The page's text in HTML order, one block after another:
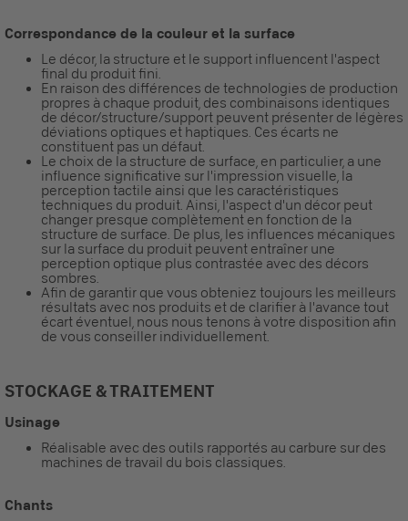
Correspondance de la couleur et la surface
Le décor, la structure et le support influencent l'aspect
final du produit fini.
En raison des différences de technologies de production
propres à chaque produit, des combinaisons identiques
de décor/structure/support peuvent présenter de légères
déviations optiques et haptiques. Ces écarts ne
constituent pas un défaut.
Le choix de la structure de surface, en particulier, a une
influence significative sur l'impression visuelle, la
perception tactile ainsi que les caractéristiques
techniques du produit. Ainsi, l'aspect d'un décor peut
changer presque complètement en fonction de la
structure de surface. De plus, les influences mécaniques
sur la surface du produit peuvent entraîner une
perception optique plus contrastée avec des décors
sombres.
Afin de garantir que vous obteniez toujours les meilleurs
résultats avec nos produits et de clarifier à l'avance tout
écart éventuel, nous nous tenons à votre disposition afin
de vous conseiller individuellement.
STOCKAGE & TRAITEMENT
Usinage
Réalisable avec des outils rapportés au carbure sur des
machines de travail du bois classiques.
Chants